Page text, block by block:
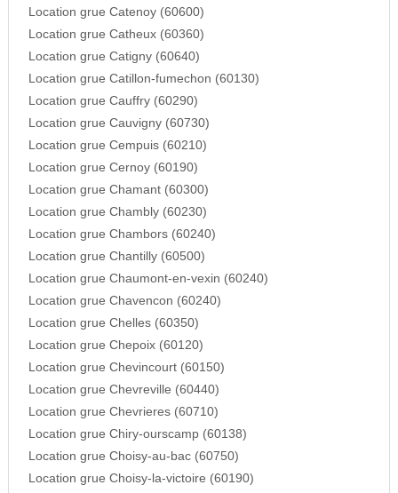
Location grue Catenoy (60600)
Location grue Catheux (60360)
Location grue Catigny (60640)
Location grue Catillon-fumechon (60130)
Location grue Cauffry (60290)
Location grue Cauvigny (60730)
Location grue Cempuis (60210)
Location grue Cernoy (60190)
Location grue Chamant (60300)
Location grue Chambly (60230)
Location grue Chambors (60240)
Location grue Chantilly (60500)
Location grue Chaumont-en-vexin (60240)
Location grue Chavencon (60240)
Location grue Chelles (60350)
Location grue Chepoix (60120)
Location grue Chevincourt (60150)
Location grue Chevreville (60440)
Location grue Chevrieres (60710)
Location grue Chiry-ourscamp (60138)
Location grue Choisy-au-bac (60750)
Location grue Choisy-la-victoire (60190)